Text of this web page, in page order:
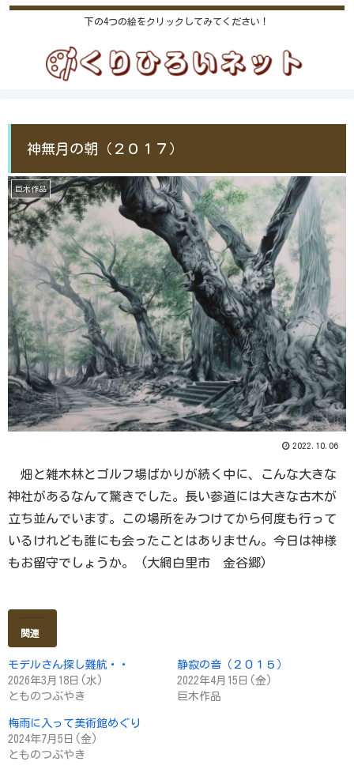
下の4つの絵をクリックしてみてください！
神無月の朝（２０１７）
巨木作品
2022.10.06
畑と雑木林とゴルフ場ばかりが続く中に、こんな大きな
神社があるなんて驚きでした。長い参道には大きな古木が
立ち並んでいます。この場所をみつけてから何度も行って
いるけれども誰にも会ったことはありません。今日は神様
もお留守でしょうか。 (大網白里市 金谷郷)
関連
モデルさん探し難航・・
2026年3月18日(水)
とものつぶやき
静寂の音（２０１５）
2022年4月15日(金)
巨木作品
梅雨に入って美術館めぐり
2024年7月5日(金)
とものつぶやき